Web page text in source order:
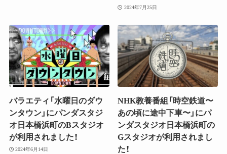
2024年7月25日
バラエティ「水曜日のダウ
ンタウン」にパンダスタジ
オ日本橋浜町のBスタジオ
が利用されました！
2024年6月14日
NHK教養番組「時空鉄道〜
あの頃に途中下車〜」にパ
ンダスタジオ日本橋浜町の
Gスタジオが利用されまし
た！